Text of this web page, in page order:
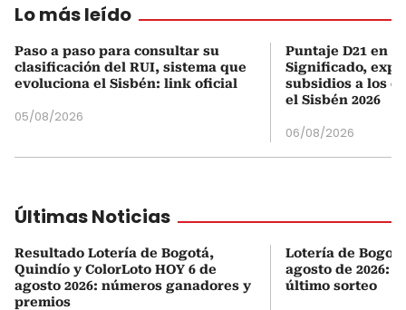
Lo más leído
Paso a paso para consultar su
clasificación del RUI, sistema que
evoluciona el Sisbén: link oficial
05/08/2026
Puntaje D21 en
Significado,
subsidios a los
el Sisbén 2026
06/08/2026
Últimas Noticias
Resultado Lotería de Bogotá,
Quindío y ColorLoto HOY 6 de
agosto 2026: números ganadores y
premios
Lotería de
agosto de 2026:
último sorteo